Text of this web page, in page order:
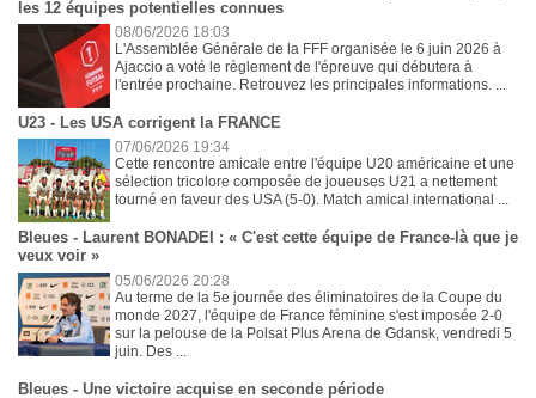
les 12 équipes potentielles connues
08/06/2026 18:03
L'Assemblée Générale de la FFF organisée le 6 juin 2026 à
Ajaccio a voté le règlement de l'épreuve qui débutera à
l'entrée prochaine. Retrouvez les principales informations. ...
U23 - Les USA corrigent la FRANCE
07/06/2026 19:34
Cette rencontre amicale entre l'équipe U20 américaine et une
sélection tricolore composée de joueuses U21 a nettement
tourné en faveur des USA (5-0). Match amical international ...
Bleues - Laurent BONADEI : « C'est cette équipe de France-là que je
veux voir »
05/06/2026 20:28
Au terme de la 5e journée des éliminatoires de la Coupe du
monde 2027, l'équipe de France féminine s'est imposée 2-0
sur la pelouse de la Polsat Plus Arena de Gdansk, vendredi 5
juin. Des ...
Bleues - Une victoire acquise en seconde période